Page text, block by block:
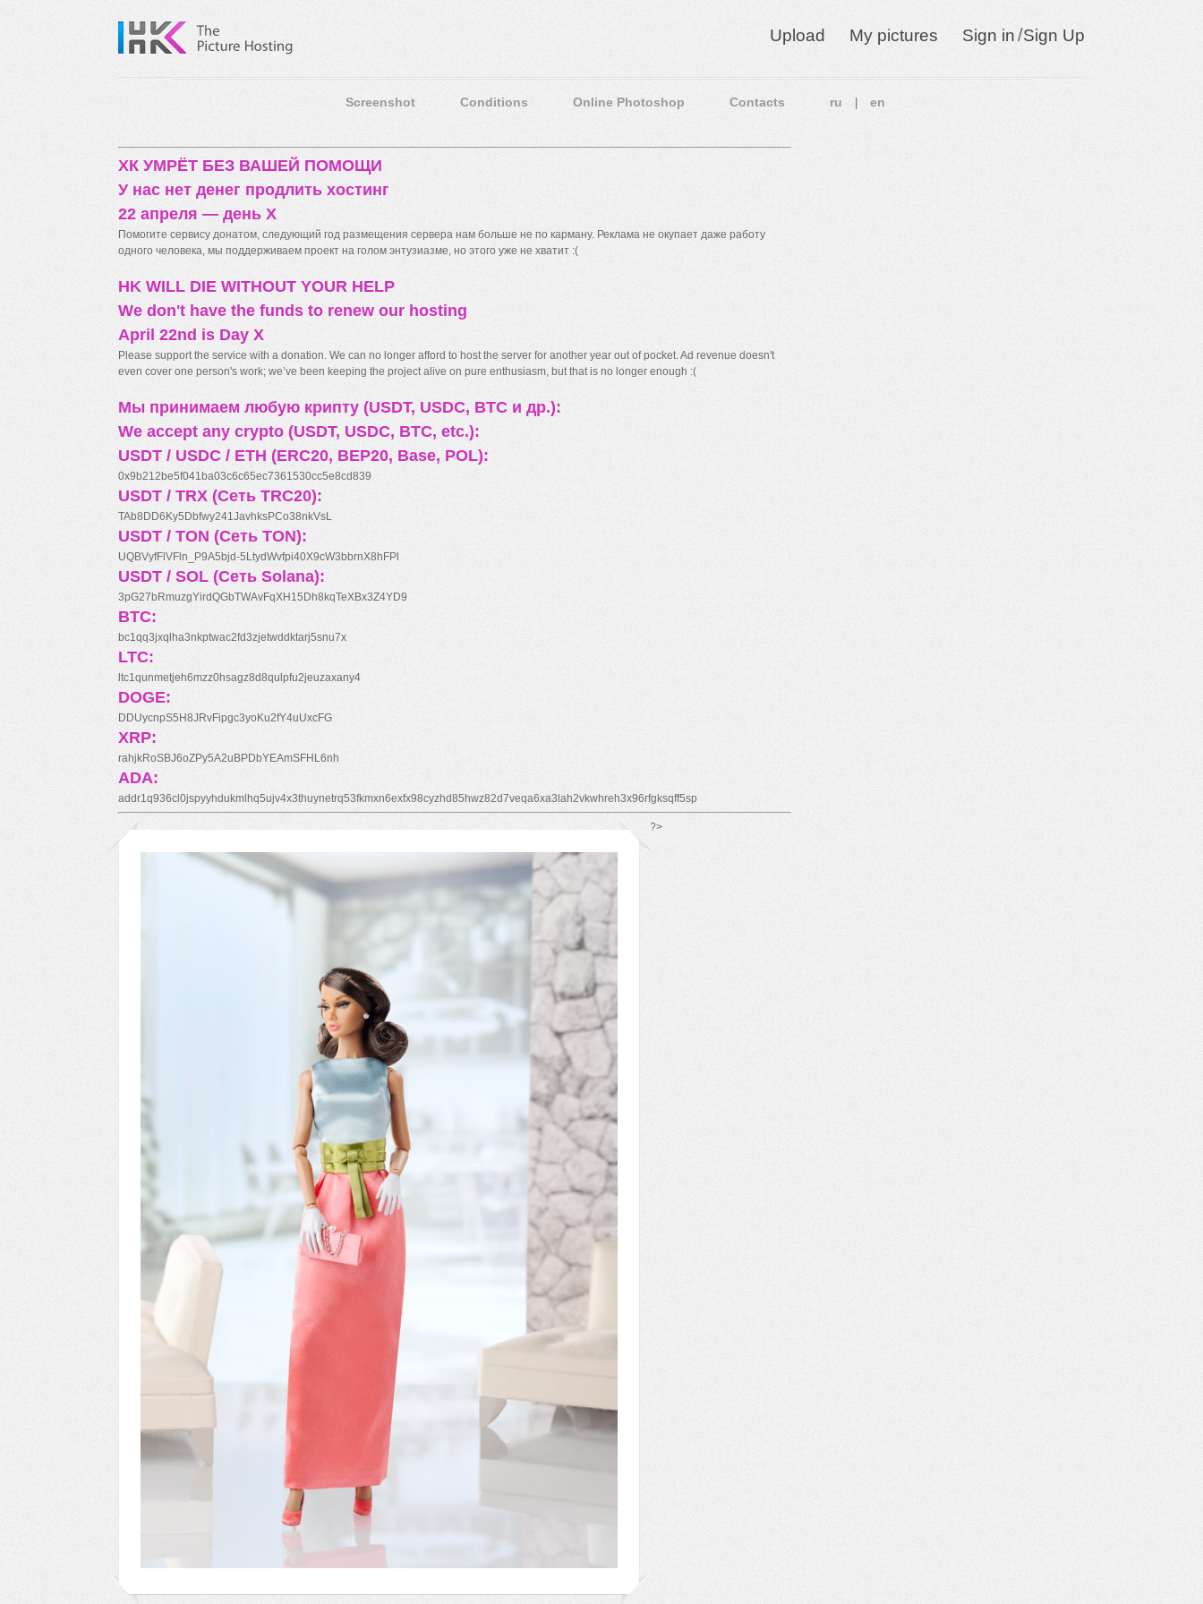
Upload My pictures Sign in/Sign Up
Screenshot Conditions Online Photoshop Contacts ru en
ХК УМРЁТ БЕЗ ВАШЕЙ ПОМОЩИ
У нас нет денег продлить хостинг
22 апреля — день X
Помогите сервису донатом, следующий год размещения сервера нам больше не по карману. Реклама не окупает даже работу
одного человека, мы поддерживаем проект на голом энтузиазме, но этого уже не хватит :(
HK WILL DIE WITHOUT YOUR HELP
We don't have the funds to renew our hosting
April 22nd is Day X
Please support the service with a donation. We can no longer afford to host the server for another year out of pocket. Ad revenue doesn't
even cover one person's work; we’ve been keeping the project alive on pure enthusiasm, but that is no longer enough :(
Мы принимаем любую крипту (USDT, USDC, BTC и др.):
We accept any crypto (USDT, USDC, BTC, etc.):
USDT / USDC / ETH (ERC20, BEP20, Base, POL):
0x9b212be5f041ba03c6c65ec7361530cc5e8cd839
USDT / TRX (Сеть TRC20):
TAb8DD6Ky5Dbfwy241JavhksPCo38nkVsL
USDT / TON (Сеть TON):
UQBVyfFlVFln_P9A5bjd-5LtydWvfpi40X9cW3bbrnX8hFPl
USDT / SOL (Сеть Solana):
3pG27bRmuzgYirdQGbTWAvFqXH15Dh8kqTeXBx3Z4YD9
BTC:
bc1qq3jxqlha3nkptwac2fd3zjetwddktarj5snu7x
LTC:
ltc1qunmetjeh6mzz0hsagz8d8qulpfu2jeuzaxany4
DOGE:
DDUycnpS5H8JRvFipgc3yoKu2fY4uUxcFG
XRP:
rahjkRoSBJ6oZPy5A2uBPDbYEAmSFHL6nh
ADA:
addr1q936cl0jspyyhdukmlhq5ujv4x3thuynetrq53fkmxn6exfx98cyzhd85hwz82d7veqa6xa3lah2vkwhreh3x96rfgksqff5sp
*/ ?>